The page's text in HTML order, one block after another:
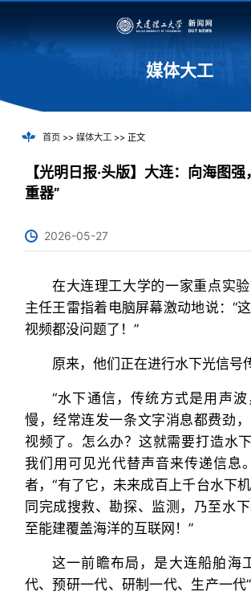
媒体大工
首页>> 媒体大工>> 正文
【光明日报·头版】大连：向海图强
重器”
2026-05-27
在大连理工大学的一家重点实
主任王雷指着电脑屏幕激动地说：“
视频都没问题了！”
原来，他们正在进行水下光信号
“水下通信，传统方式是用声
慢，经常连发一条文字消息都费劲
视频了。怎么办？这就需要打造水下
我们用可见光代替声音来传递信息
者，“有了它，未来成百上千台水下
同完成搜救、勘探、监测，乃至水
至能建覆盖海洋的互联网！”
这一前瞻布局，是大连船舶海
代、预研一代、研制一代、生产一代